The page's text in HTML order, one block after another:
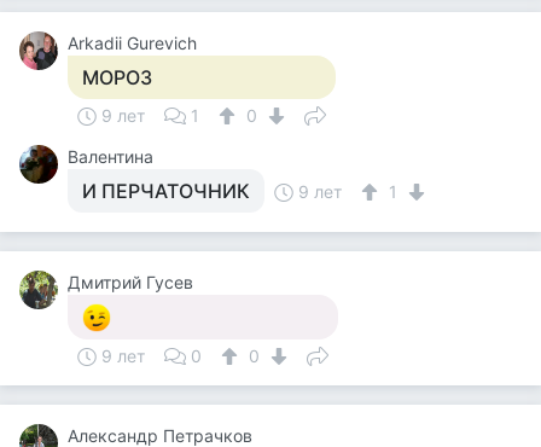
Arkadii Gurevich
МОРОЗ
9 лет 1
0
Валентина
И ПЕРЧАТОЧНИК 9 лет 1
Дмитрий Гусев
9 лет 0 0
Александр Петрачков